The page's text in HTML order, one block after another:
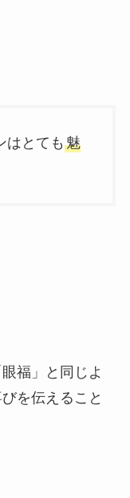
はとても 魅
福」と同じよ
を伝えること